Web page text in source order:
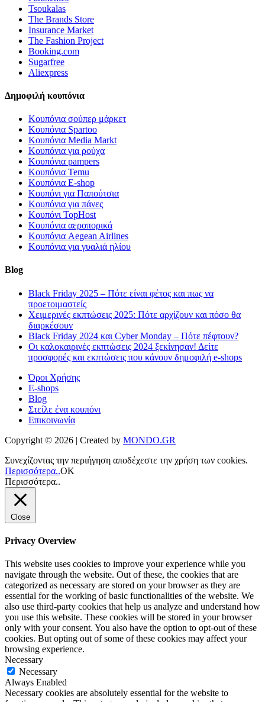
Tsoukalas
The Brands Store
Insurance Market
The Fashion Project
Booking.com
Sugarfree
Aliexpress
Δημοφιλή κουπόνια
Κουπόνια σούπερ μάρκετ
Κουπόνια Spartoo
Κουπόνια Media Markt
Κουπόνια για ρούχα
Κουπόνια pampers
Κουπόνια Temu
Κουπόνια E-shop
Κουπόνι για Παπούτσια
Κουπόνια για πάνες
Κουπόνι TopHost
Κουπόνια αεροπορικά
Κουπόνια Aegean Airlines
Κουπόνια για γυαλιά ηλίου
Blog
Black Friday 2025 – Πότε είναι φέτος και πως να
προετοιμαστείς
Χειμερινές εκπτώσεις 2025: Πότε αρχίζουν και πόσο θα
διαρκέσουν
Black Friday 2024 και Cyber Monday – Πότε πέφτουν?
Οι καλοκαιρινές εκπτώσεις 2024 ξεκίνησαν! Δείτε
προσφορές και εκπτώσεις που κάνουν δημοφιλή e-shops
Όροι Χρήσης
E-shops
Blog
Στείλε ένα κουπόνι
Επικοινωνία
Copyright © 2026 | Created by MONDO.GR
Συνεχίζοντας την περιήγηση αποδέχεστε την χρήση των cookies.
Περισσότερα..ΟΚ
Περισσότερα..
Close
Privacy Overview
This website uses cookies to improve your experience while you
navigate through the website. Out of these, the cookies that are
categorized as necessary are stored on your browser as they are
essential for the working of basic functionalities of the website. We
also use third-party cookies that help us analyze and understand how
you use this website. These cookies will be stored in your browser
only with your consent. You also have the option to opt-out of these
cookies. But opting out of some of these cookies may affect your
browsing experience.
Necessary
Necessary
Always Enabled
Necessary cookies are absolutely essential for the website to